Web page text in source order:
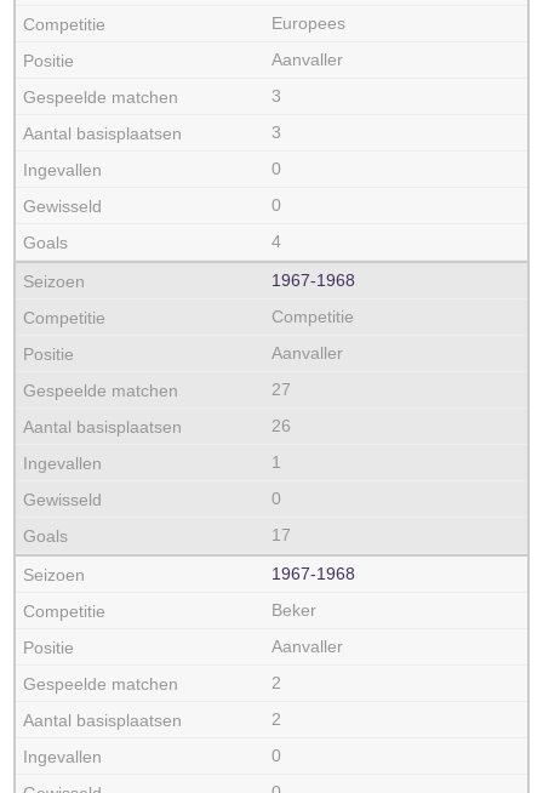
Europees
Aanvaller
3
3
0
0
4
1967‑1968
Competitie
Aanvaller
27
26
1
0
17
1967‑1968
Beker
Aanvaller
2
2
0